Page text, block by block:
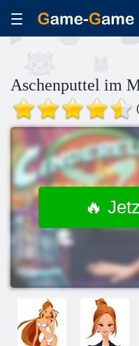
Aschenputtel im
🔥